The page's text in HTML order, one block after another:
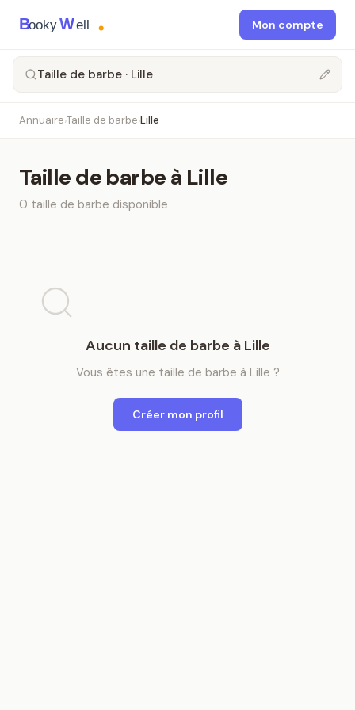
BookyWell Mon compte
Taille de barbe · Lille
Annuaire›Taille de barbe›Lille
Taille de barbeà Lille
0 taille de barbe disponible
Aucun taille de barbe à Lille
Vous êtes une taille de barbe à Lille ?
Créer mon profil